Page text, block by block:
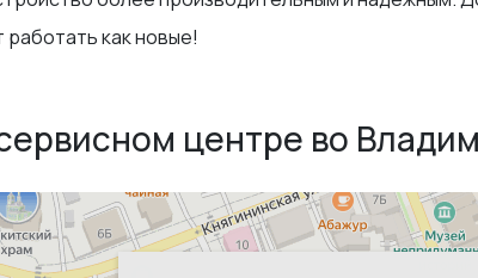
как новые!
центре во